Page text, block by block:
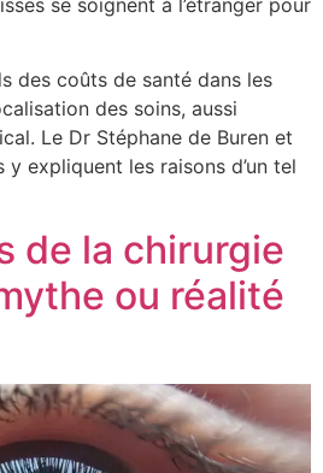
se soignent à l’étranger pour
des coûts de santé dans les
des soins, aussi
Le Dr Stéphane de Buren et
expliquent les raisons d’un tel
de la chirurgie
ou réalité